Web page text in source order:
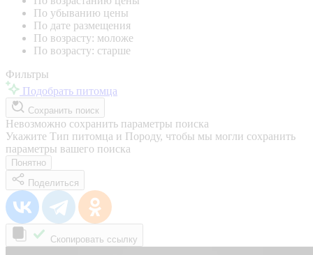
По убыванию цены
По дате размещения
По возрасту: моложе
По возрасту: старше
Фильтры
Подобрать питомца
Сохранить поиск
Невозможно сохранить параметры поиска
Укажите Тип питомца и Породу, чтобы мы могли сохранить
параметры вашего поиска
Понятно
Поделиться
Скопировать ссылку